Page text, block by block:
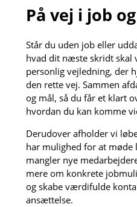
På vej i job
Står du uden job eller
hvad dit næste skridt skal
personlig vejledning, der
den rette vej. Sammen
og mål, så du får et klart
hvordan du kan komme
Derudover afholder vi
har mulighed for at møde
mangler nye
mere om konkrete
og skabe værdifulde
ansættelse.